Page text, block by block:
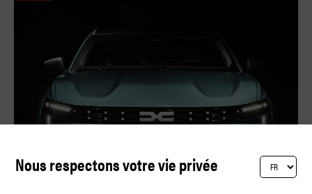
Nous respectons votre vie privée